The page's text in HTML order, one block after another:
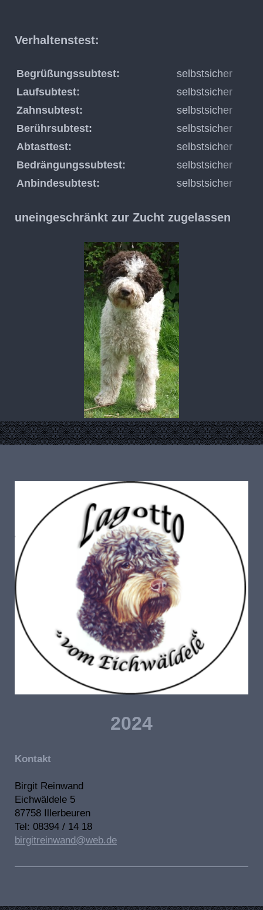
Verhaltenstest:
Begrüßungssubtest:
selbstsicher
Laufsubtest:
selbstsicher
Zahnsubtest:
selbstsicher
Berührsubtest:
selbstsicher
Abtasttest:
selbstsicher
Bedrängungssubtest:
selbstsicher
Anbindesubtest:
selbstsicher
uneingeschränkt zur Zucht zugelassen
2024
Kontakt
Birgit Reinwand
Eichwäldele 5
87758 Illerbeuren
Tel: 08394 / 14 18
birgitreinwand@web.de